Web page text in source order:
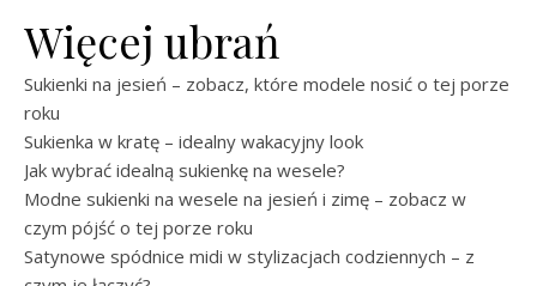
Więcej ubrań
Sukienki na jesień – zobacz, które modele nosić o tej porze
roku
Sukienka w kratę – idealny wakacyjny look
Jak wybrać idealną sukienkę na wesele?
Modne sukienki na wesele na jesień i zimę – zobacz w
czym pójść o tej porze roku
Satynowe spódnice midi w stylizacjach codziennych – z